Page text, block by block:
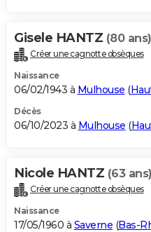
Gisele HANTZ (80 ans)
Créer une cagnotte obsèques
Naissance
06/02/1943 à Mulhouse (
Décès
06/10/2023 à Mulhouse (
Nicole HANTZ (63 ans)
Créer une cagnotte obsèques
Naissance
17/05/1960 à Saverne (Bas-